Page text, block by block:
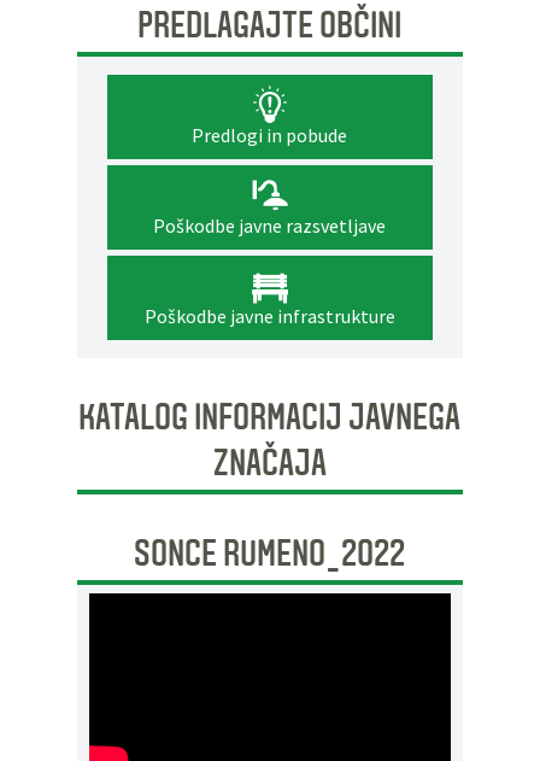
PREDLAGAJTE OBČINI
Predlogi in pobude
Poškodbe javne razsvetljave
Poškodbe javne infrastrukture
KATALOG INFORMACIJ JAVNEGA
ZNAČAJA
SONCE RUMENO_2022